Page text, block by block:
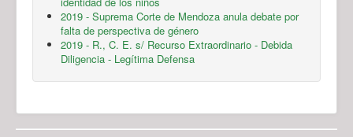
2019 - Suprema Corte de Mendoza anula debate por
falta de perspectiva de género
2019 - R., C. E. s/ Recurso Extraordinario - Debida
Diligencia - Legítima Defensa